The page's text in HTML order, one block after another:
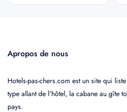
Apropos de nous
Hotels-pas-chers.com est un site qui
type allant de l'hôtel, la cabane au gîte
pays.